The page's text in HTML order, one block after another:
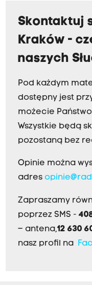
Skontaktuj
Kraków -
naszych
Pod każdym
dostępny jest
możecie
Wszystkie będą
pozostaną bez
Opinie można
adres
Zapraszamy
poprzez SMS -
– antena,12 630
nasz profil na